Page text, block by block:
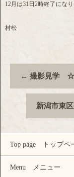
12月は31日2時終了にな
村松
← 撮影見学 ☆
新潟市東
Top page トップペ
Menu メニュー